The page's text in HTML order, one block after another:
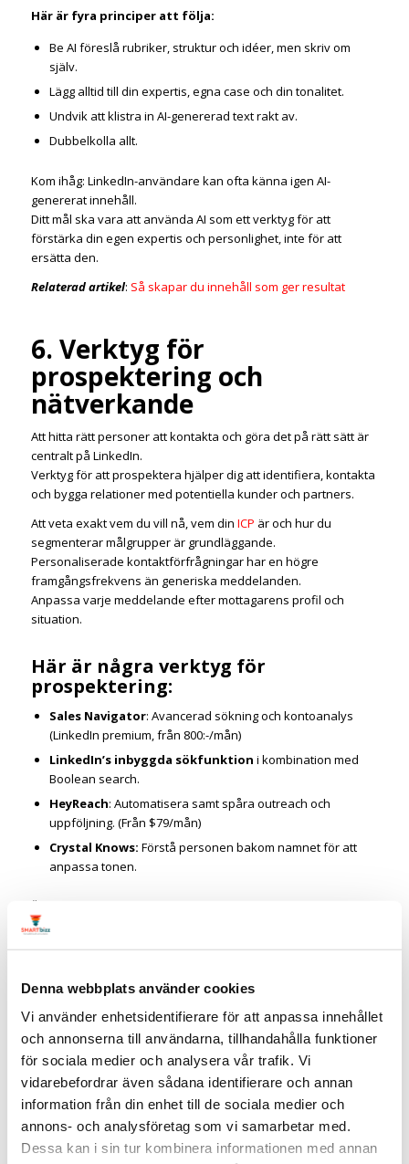
Denna webbplats använder cookies
Vi använder enhetsidentifierare för att anpassa innehållet
och annonserna till användarna, tillhandahålla funktioner
för sociala medier och analysera vår trafik. Vi
vidarebefordrar även sådana identifierare och annan
information från din enhet till de sociala medier och
annons- och analysföretag som vi samarbetar med.
Dessa kan i sin tur kombinera informationen med annan
Här är fyra principer att följa:
Be AI föreslå rubriker, struktur och idéer, men skriv om
själv.
Lägg alltid till din expertis, egna case och din tonalitet.
Undvik att klistra in AI-genererad text rakt av.
Dubbelkolla allt.
Kom ihåg: LinkedIn-användare kan ofta känna igen AI-
genererat innehåll.
Ditt mål ska vara att använda AI som ett verktyg för att
förstärka din egen expertis och personlighet, inte för att
ersätta den.
Relaterad artikel: Så skapar du innehåll som ger resultat
6. Verktyg för
prospektering och
nätverkande
Att hitta rätt personer att kontakta och göra det på rätt sätt är
centralt på LinkedIn.
Verktyg för att prospektera hjälper dig att identifiera, kontakta
och bygga relationer med potentiella kunder och partners.
Att veta exakt vem du vill nå, vem din ICP är och hur du
segmenterar målgrupper är grundläggande.
Personaliserade kontaktförfrågningar har en högre
framgångsfrekvens än generiska meddelanden.
Anpassa varje meddelande efter mottagarens profil och
situation.
Här är några verktyg för
prospektering:
Sales Navigator: Avancerad sökning och kontoanalys
(LinkedIn premium, från 800:-/mån)
LinkedIn’s inbyggda sökfunktion i kombination med
Boolean search.
HeyReach: Automatisera samt spåra outreach och
uppföljning. (Från $79/mån)
Crystal Knows: Förstå personen bakom namnet för att
anpassa tonen.
Även med hjälp av inbyggda funktioner på LinkedIn kan du
identifiera och prospektera.
Med rätt verktyg och uthållighet bygger du långsiktiga
7. Automatiserade
LinkedIn-verktyg och
regler
Att använda automatisering på LinkedIn kräver både kunskap